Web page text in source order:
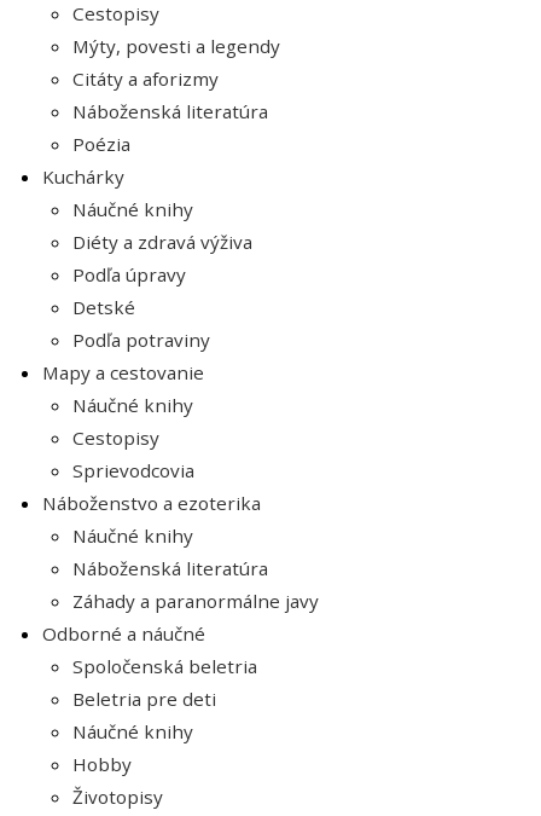
Cestopisy
Mýty, povesti a legendy
Citáty a aforizmy
Náboženská literatúra
Poézia
Kuchárky
Náučné knihy
Diéty a zdravá výživa
Podľa úpravy
Detské
Podľa potraviny
Mapy a cestovanie
Náučné knihy
Cestopisy
Sprievodcovia
Náboženstvo a ezoterika
Náučné knihy
Náboženská literatúra
Záhady a paranormálne javy
Odborné a náučné
Spoločenská beletria
Beletria pre deti
Náučné knihy
Hobby
Životopisy